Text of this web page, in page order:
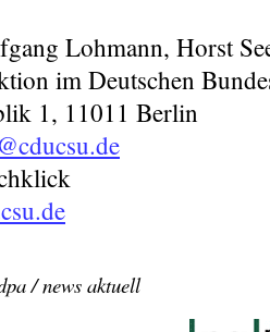
Lohmann, Horst
im Deutschen
1, 11011 Berlin
/ news aktuell